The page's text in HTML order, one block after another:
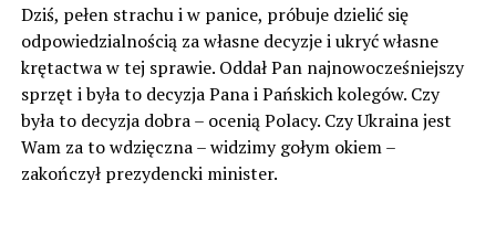
Dziś, pełen strachu i w panice, próbuje dzielić się
odpowiedzialnością za własne decyzje i ukryć własne
krętactwa w tej sprawie. Oddał Pan najnowocześniejszy
sprzęt i była to decyzja Pana i Pańskich kolegów. Czy
była to decyzja dobra – ocenią Polacy. Czy Ukraina jest
Wam za to wdzięczna – widzimy gołym okiem –
zakończył prezydencki minister.